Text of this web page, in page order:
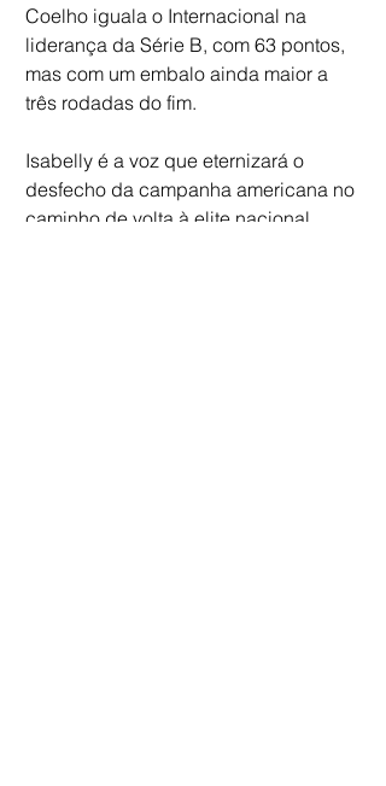
Coelho iguala o Internacional na
liderança da Série B, com 63 pontos,
mas com um embalo ainda maior a
três rodadas do fim.
Isabelly é a voz que eternizará o
desfecho da campanha americana no
caminho de volta à elite nacional.